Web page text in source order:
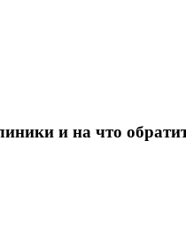
и на что